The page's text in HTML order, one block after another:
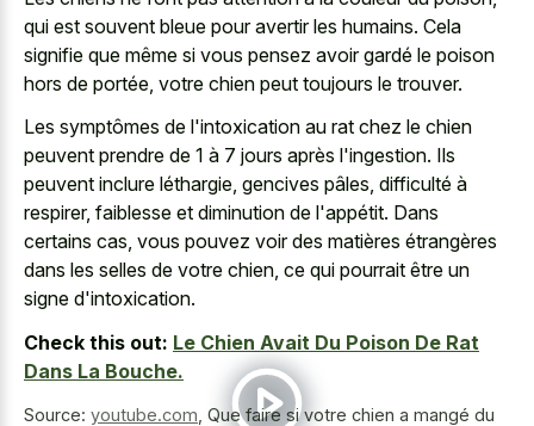
qui est souvent bleue pour avertir les humains. Cela
signifie que même si vous pensez avoir gardé le poison
hors de portée, votre chien peut toujours le trouver.
Les symptômes de l'intoxication au rat chez le chien
peuvent prendre de 1 à 7 jours après l'ingestion. Ils
peuvent inclure léthargie, gencives pâles, difficulté à
respirer, faiblesse et diminution de l'appétit. Dans
certains cas, vous pouvez voir des matières étrangères
dans les selles de votre chien, ce qui pourrait être un
signe d'intoxication.
Check this out: Le Chien Avait Du Poison De Rat
Dans La Bouche.
Source: youtube.com Que faire si votre chien a mangé du